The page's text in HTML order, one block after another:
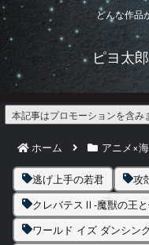
どんな作品
ピヨ太
本記事はプロモーションを含み
ホーム アニメ×
逃げ上手の若君
攻
クレバテスⅡ-魔獣の王
ワールド イズ ダンシン